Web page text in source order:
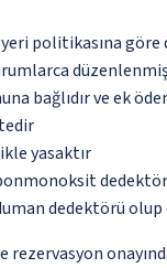
politikasına
bağlıdır ve ek
yasaktır
dedektörü